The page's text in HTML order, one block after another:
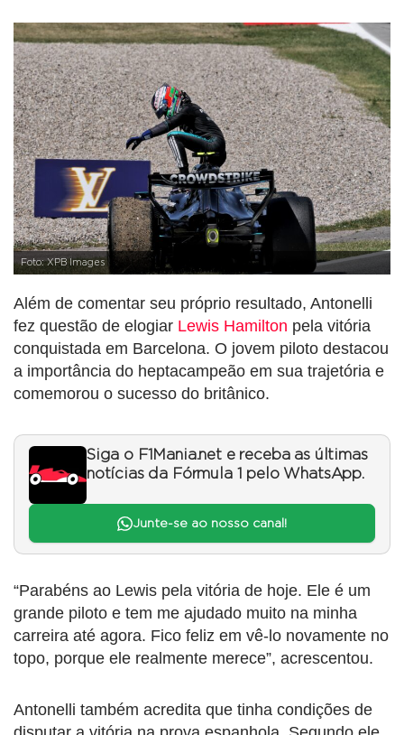
Foto: XPB Images
Além de comentar seu próprio resultado, Antonelli
fez questão de elogiar Lewis Hamilton pela vitória
conquistada em Barcelona. O jovem piloto destacou
a importância do heptacampeão em sua trajetória e
comemorou o sucesso do britânico.
Siga o F1Mania.net e receba as últimas
notícias da Fórmula 1 pelo WhatsApp.
Junte-se ao nosso canal!
“Parabéns ao Lewis pela vitória de hoje. Ele é um
grande piloto e tem me ajudado muito na minha
carreira até agora. Fico feliz em vê-lo novamente no
topo, porque ele realmente merece”, acrescentou.
Antonelli também acredita que tinha condições de